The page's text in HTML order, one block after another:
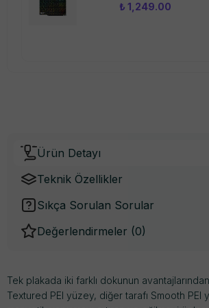
₺ 1,249.00
Ürün Detayı
Teknik Özellikler
Sıkça Sorulan Sorular
Değerlendirmeler (0)
Tek plakada iki farklı dokunun
Textured PEI yüzey, diğer tarafı Smooth PEI